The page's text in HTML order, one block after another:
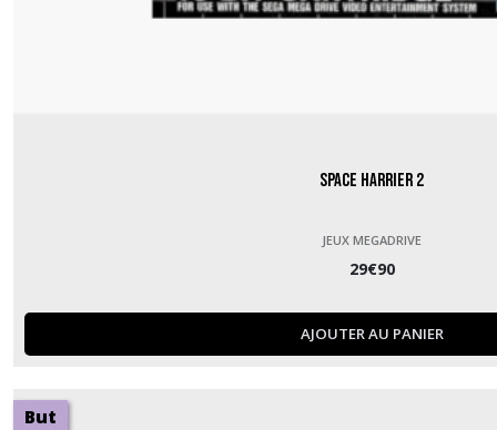
Space Harrier 2
JEUX MEGADRIVE
29€90
AJOUTER AU PANIER
But